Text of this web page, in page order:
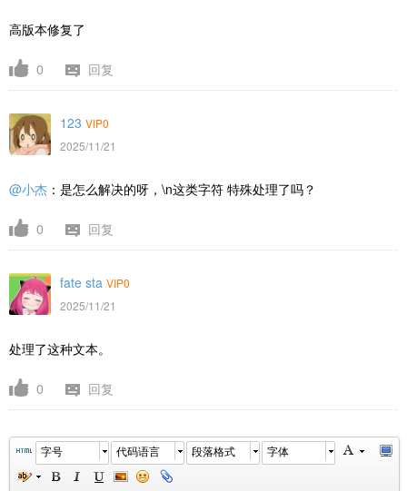
高版本修复了
0 回复
123 VIP0
2025/11/21
@小杰 ：是怎么解决的呀，\n这类字符 特殊处理了吗？
0 回复
fate sta VIP0
2025/11/21
处理了这种文本。
0 回复
字号 代码语言 段落格式 字体